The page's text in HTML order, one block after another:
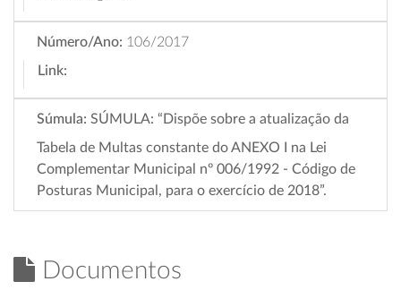
Número/Ano: 106/2017
Link:
Súmula: SÚMULA: “Dispõe sobre a atualização da
Tabela de Multas constante do ANEXO I na Lei
Complementar Municipal nº 006/1992 - Código de
Posturas Municipal, para o exercício de 2018”.
Documentos